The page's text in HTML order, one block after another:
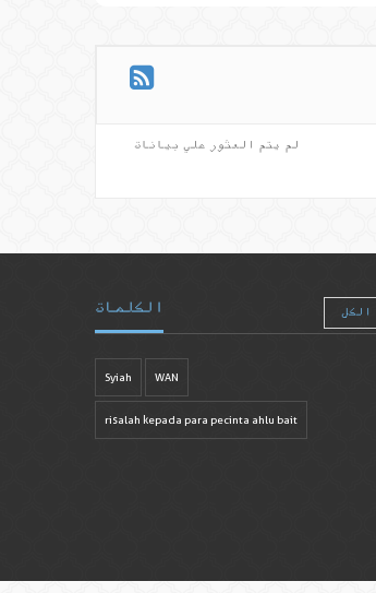
لم يتم العثور علي بيانات
الكلمات الكل
Syiah WAN
risalah kepada para pecinta ahlu bait